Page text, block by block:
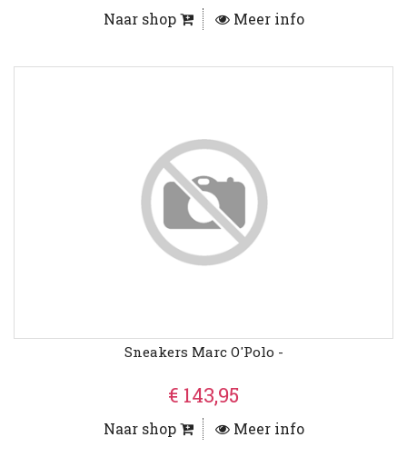
Naar shop Meer info
Sneakers Marc O'Polo -
€ 143,95
Naar shop Meer info